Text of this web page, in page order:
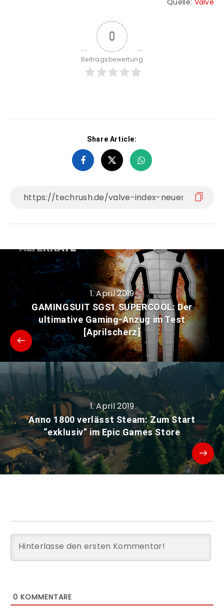
Quelle: Valve
0
Beitragsbewertung
Share Article:
1. April 2019
GAMINGSUIT SGS1 SUPERCOOL: Der
ultimative Gaming-Anzug im Test
[Aprilscherz]
1. April 2019
Anno 1800 verlässt Steam: Zum Start
“exklusiv” im Epic Games Store
0 KOMMENTARE